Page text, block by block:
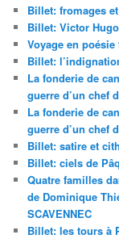
Billet: fromages
Billet: Victor
Voyage en
Billet:
La fonderie de
guerre d’un chef
La fonderie de
guerre d’un chef
Billet: satire et
Billet: ciels de
Quatre familles
de Dominique
SCAVENNEC
Billet: les tours à